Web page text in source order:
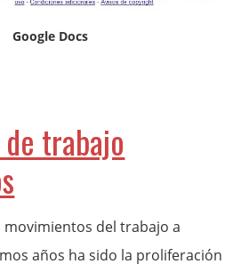
Google Docs
trabajo
movimientos del trabajo a
años ha sido la proliferación